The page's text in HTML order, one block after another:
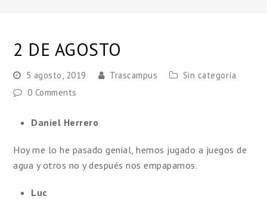
2 DE AGOSTO
5 agosto, 2019 Trascampus
Sin categoría
0 Comments
Daniel Herrero
Hoy me lo he pasado genial, hemos jugado a juegos de
agua y otros no y después nos empapamos.
Luc